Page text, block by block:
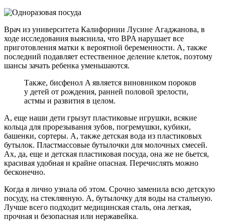
Врач из университета Калифорнии Лусине Агаджанова, в
ходе исследования выяснила, что BPA нарушает все
приготовления матки к вероятной беременности. А, также
последний подавляет естественное деление клеток, поэтому
шансы зачать ребенка уменьшаются.
Также, бисфенол A является виновником пороков
у детей от рождения, ранней половой зрелости,
астмы и развития в целом.
А, еще наши дети грызут пластиковые игрушки, всякие
кольца для прорезывания зубов, погремушки, кубики,
башенки, сортеры. А, также детская вода из пластиковых
бутылок. Пластмассовые бутылочки для молочных смесей.
Ах, да, еще и детская пластиковая посуда, она же не бьется,
красивая удобная и крайне опасная. Перечислять можно
бесконечно.
Когда я лично узнала об этом. Срочно заменила всю детскую
посуду, на стеклянную. А, бутылочку для воды на стальную.
Лучше всего подходит медицинская сталь, она легкая,
прочная и безопасная или нержавейка.